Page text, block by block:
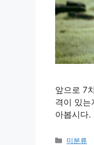
앞으로 7
격이 있는
아봅시다.
미분류